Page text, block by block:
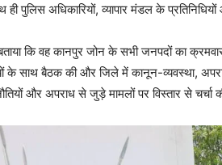
ही पुलिस अधिकारियों, व्यापार मंडल के
कि वह कानपुर जोन के सभी जनपदों का
के साथ बैठक की और जिले में कानून-व्यवस्था,
और अपराध से जुड़े मामलों पर विस्तार से चर्चा